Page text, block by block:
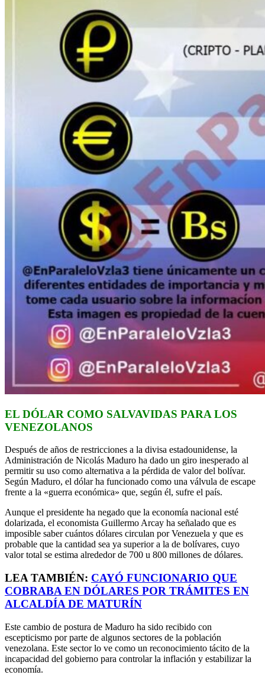
EL DÓLAR COMO SALVAVIDAS PARA LOS
VENEZOLANOS
Después de años de restricciones a la divisa estadounidense, la
Administración de Nicolás Maduro ha dado un giro inesperado al
permitir su uso como alternativa a la pérdida de valor del bolívar.
Según Maduro, el dólar ha funcionado como una válvula de escape
frente a la «guerra económica» que, según él, sufre el país.
Aunque el presidente ha negado que la economía nacional esté
dolarizada, el economista Guillermo Arcay ha señalado que es
imposible saber cuántos dólares circulan por Venezuela y que es
probable que la cantidad sea ya superior a la de bolívares, cuyo
valor total se estima alrededor de 700 u 800 millones de dólares.
LEA TAMBIÉN: CAYÓ FUNCIONARIO QUE
COBRABA EN DÓLARES POR TRÁMITES EN
ALCALDÍA DE MATURÍN
Este cambio de postura de Maduro ha sido recibido con
escepticismo por parte de algunos sectores de la población
venezolana. Este sector lo ve como un reconocimiento tácito de la
incapacidad del gobierno para controlar la inflación y estabilizar la
economía.